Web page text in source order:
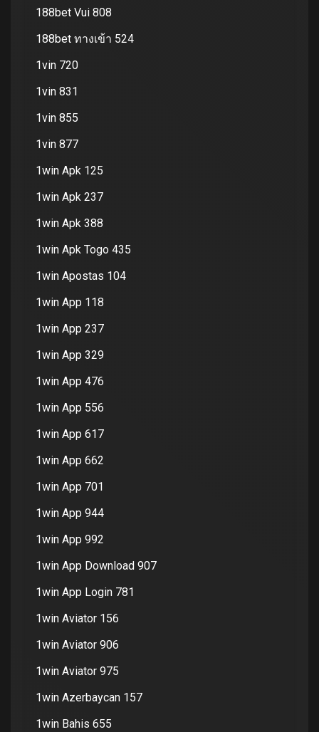
188bet Vui 808
188bet ทางเข้า 524
1vin 720
1vin 831
1vin 855
1vin 877
1win Apk 125
1win Apk 237
1win Apk 388
1win Apk Togo 435
1win Apostas 104
1win App 118
1win App 237
1win App 329
1win App 476
1win App 556
1win App 617
1win App 662
1win App 701
1win App 944
1win App 992
1win App Download 907
1win App Login 781
1win Aviator 156
1win Aviator 906
1win Aviator 975
1win Azerbaycan 157
1win Bahis 655